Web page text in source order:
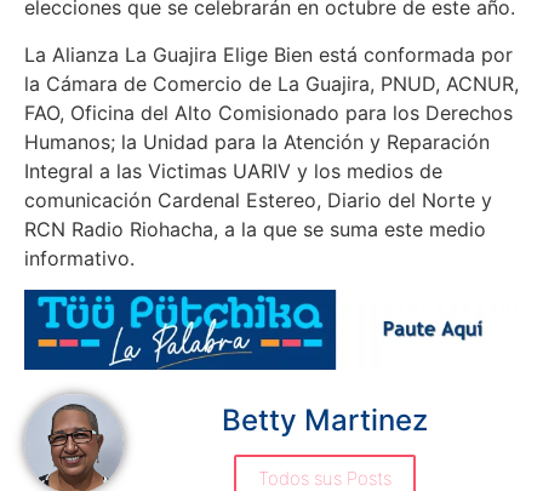
elecciones que se celebrarán en octubre de este año.
La Alianza La Guajira Elige Bien está conformada por
la Cámara de Comercio de La Guajira, PNUD, ACNUR,
FAO, Oficina del Alto Comisionado para los Derechos
Humanos; la Unidad para la Atención y Reparación
Integral a las Victimas UARIV y los medios de
comunicación Cardenal Estereo, Diario del Norte y
RCN Radio Riohacha, a la que se suma este medio
informativo.
Betty Martinez
Todos sus Posts